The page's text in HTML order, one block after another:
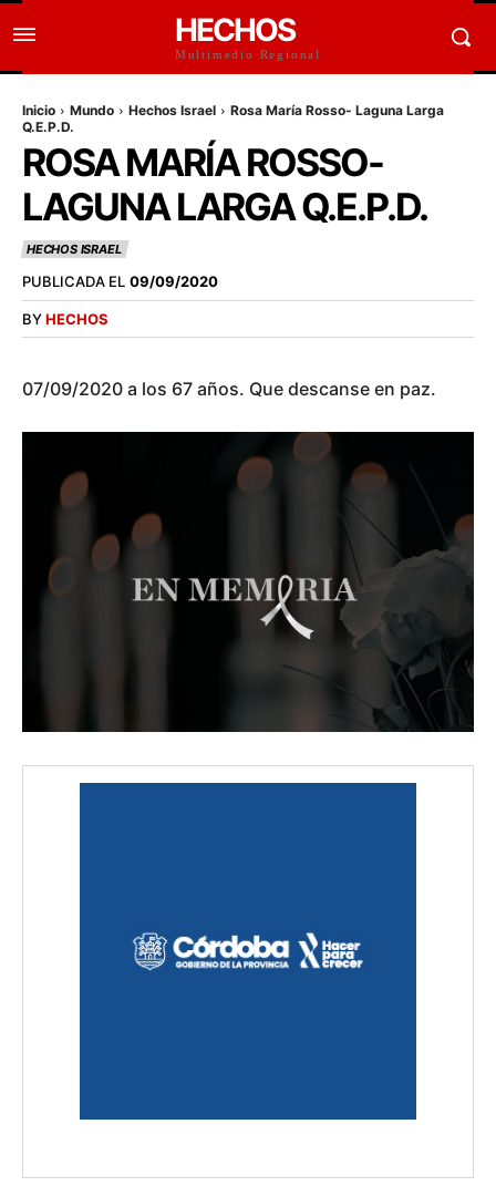
HECHOS
Multimedio Regional
Inicio Mundo Hechos Israel
Rosa María Rosso- Laguna Larga
Q.E.P.D.
ROSA MARÍA ROSSO-
LAGUNA LARGA Q.E.P.D.
HECHOS ISRAEL
PUBLICADA EL 09/09/2020
BYHECHOS
07/09/2020 a los 67 años. Que descanse en paz.